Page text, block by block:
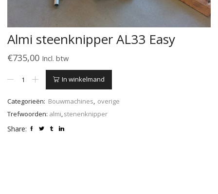
Almi steenknipper AL33 Easy
€735,00 Incl. btw
steenknipper
Easy
aantal
In winkelmand
Categorieën: Bouwmachines overige
Trefwoorden: almi stenenknipper
Share: